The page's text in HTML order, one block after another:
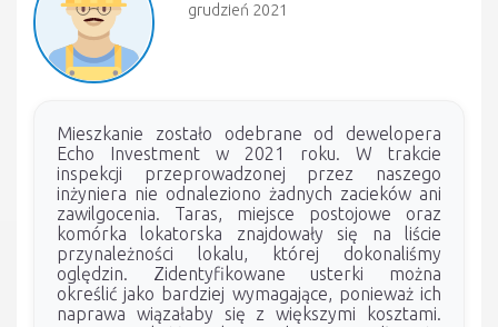
grudzień 2021
Mieszkanie zostało odebrane od dewelopera
Echo Investment w 2021 roku. W trakcie
inspekcji przeprowadzonej przez naszego
inżyniera nie odnaleziono żadnych zacieków ani
zawilgocenia. Taras, miejsce postojowe oraz
komórka lokatorska znajdowały się na liście
przynależności lokalu, której dokonaliśmy
oględzin. Zidentyfikowane usterki można
określić jako bardziej wymagające, ponieważ ich
naprawa wiązałaby się z większymi kosztami.